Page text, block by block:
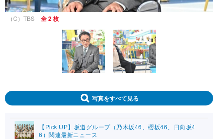
（C）TBS 全 2 枚
写真をすべて見る
【Pick UP】坂道グループ（乃木坂46、櫻坂46、日向坂4
6）関連最新ニュース